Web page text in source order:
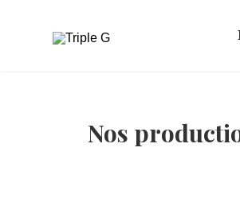
Nos